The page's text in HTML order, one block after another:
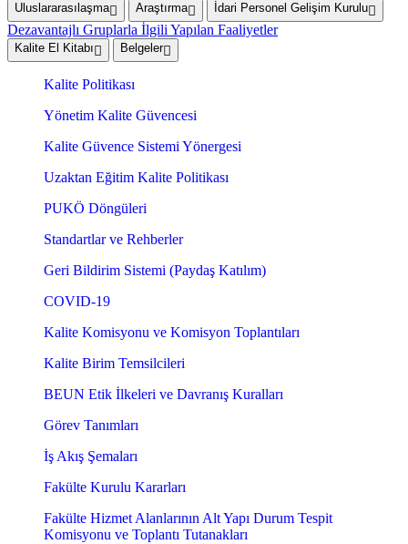
Uluslararasılaşma
Araştırma İdari Personel Gelişim Kurulu
Dezavantajlı Gruplarla İlgili Yapılan Faaliyetler
Kalite El Kitabı Belgeler
Kalite Politikası
Yönetim Kalite Güvencesi
Kalite Güvence Sistemi Yönergesi
Uzaktan Eğitim Kalite Politikası
PUKÖ Döngüleri
Standartlar ve Rehberler
Geri Bildirim Sistemi (Paydaş Katılım)
COVID-19
Kalite Komisyonu ve Komisyon Toplantıları
Kalite Birim Temsilcileri
BEUN Etik İlkeleri ve Davranış Kuralları
Görev Tanımları
İş Akış Şemaları
Fakülte Kurulu Kararları
Fakülte Hizmet Alanlarının Alt Yapı Durum Tespit
Komisyonu ve Toplantı Tutanakları